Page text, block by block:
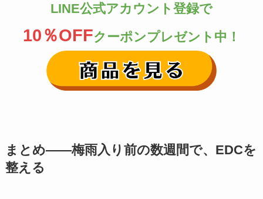
LINE公式アカウント登録で
10％OFFクーポンプレゼント中！
まとめ——梅雨入り前の数週間で、EDCを
整える